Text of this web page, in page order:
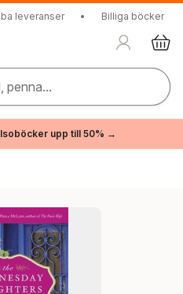
leveranser • Billiga böcker
penna...
upp till 50% →